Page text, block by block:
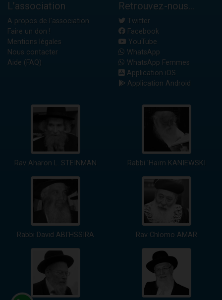
L'association
A propos de l'association
Faire un don !
Mentions légales
Nous contacter
Aide (FAQ)
Retrouvez-nous...
Twitter
Facebook
YouTube
WhatsApp
WhatsApp Femmes
Application iOS
Application Android
Rav Aharon L. STEINMAN Rabbi 'Haïm KANIEWSKI
Rabbi David ABI'HSSIRA Rav Chlomo AMAR